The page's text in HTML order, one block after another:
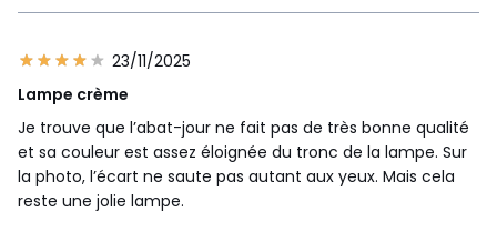
23/11/2025
Lampe crème
Je trouve que l’abat-jour ne fait pas de très bonne qualité
et sa couleur est assez éloignée du tronc de la lampe. Sur
la photo, l’écart ne saute pas autant aux yeux. Mais cela
reste une jolie lampe.